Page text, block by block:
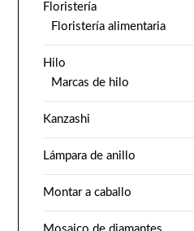
Floristería
Floristería alimentaria
Hilo
Marcas de hilo
Kanzashi
Lámpara de anillo
Montar a caballo